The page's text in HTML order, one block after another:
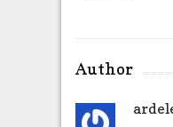
Author